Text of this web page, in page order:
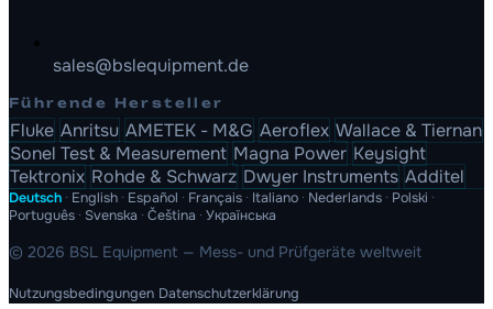
sales@bslequipment.de
Führende Hersteller
Fluke Anritsu AMETEK - M&G Aeroflex Wallace & Tiernan
Sonel Test & Measurement Magna Power Keysight
Tektronix Rohde & Schwarz Dwyer Instruments Additel
Deutsch · English · Español · Français · Italiano · Nederlands · Polski ·
Português · Svenska · Čeština · Українська
© 2026 BSL Equipment — Mess- und Prüfgeräte weltweit
Nutzungsbedingungen Datenschutzerklärung